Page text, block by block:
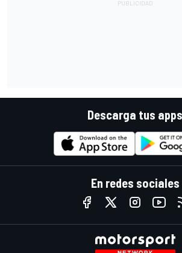
Descarga tus apps
En redes sociales